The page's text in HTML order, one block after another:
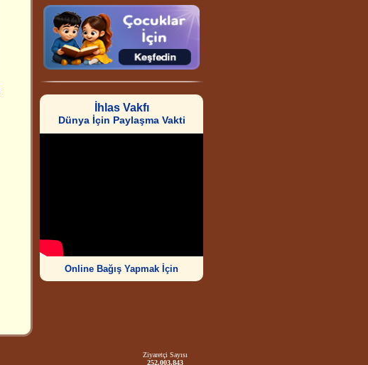
İhlas Vakfı
Dünya İçin Paylaşma Vakti
Online Bağış Yapmak İçin
Ziyaretçi Sayısı
252.003.843